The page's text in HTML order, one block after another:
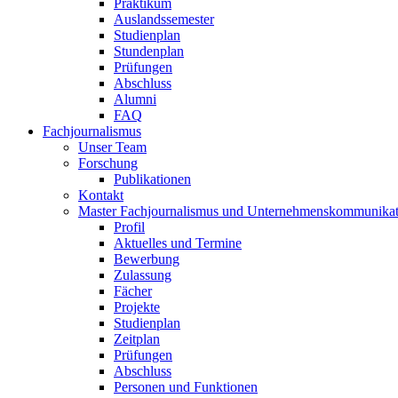
Praktikum
Auslandssemester
Studienplan
Stundenplan
Prüfungen
Abschluss
Alumni
FAQ
Fachjournalismus
Unser Team
Forschung
Publikationen
Kontakt
Master Fachjournalismus und
Profil
Aktuelles und Termine
Bewerbung
Zulassung
Fächer
Projekte
Studienplan
Zeitplan
Prüfungen
Abschluss
Personen und Funktionen